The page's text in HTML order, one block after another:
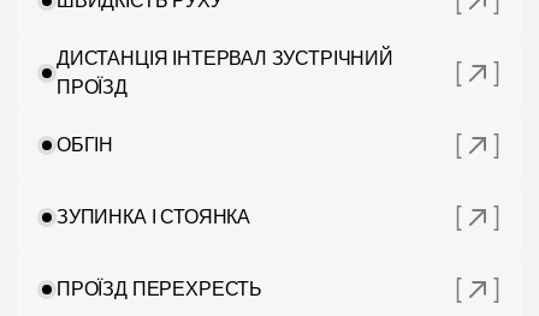
ДИСТАНЦІЯ ІНТЕРВАЛ ЗУСТРІЧНИЙ
ПРОЇЗД
ОБГІН
ЗУПИНКА І СТОЯНКА
ПРОЇЗД ПЕРЕХРЕСТЬ